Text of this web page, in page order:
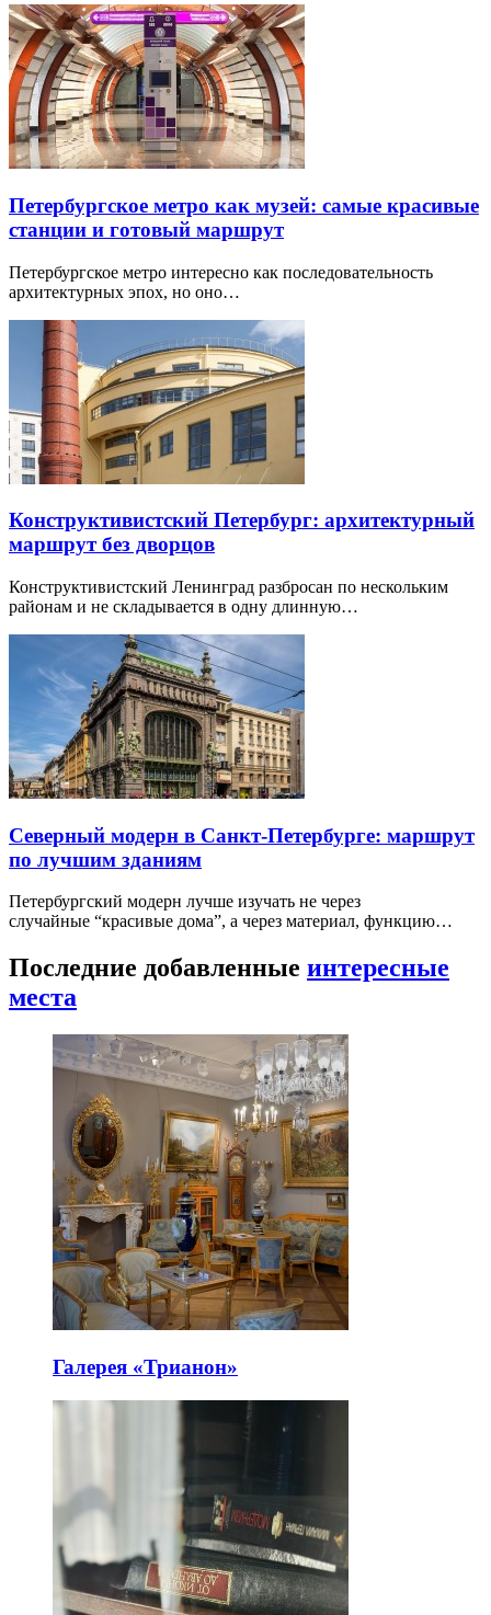
Петербургское метро как музей: самые красивые
станции и готовый маршрут
Петербургское метро интересно как последовательность
архитектурных эпох, но оно…
Конструктивистский Петербург: архитектурный
маршрут без дворцов
Конструктивистский Ленинград разбросан по нескольким
районам и не складывается в одну длинную…
Северный модерн в Санкт-Петербурге: маршрут
по лучшим зданиям
Петербургский модерн лучше изучать не через
случайные “красивые дома”, а через материал, функцию…
Последние добавленные интересные
места
Галерея «Трианон»